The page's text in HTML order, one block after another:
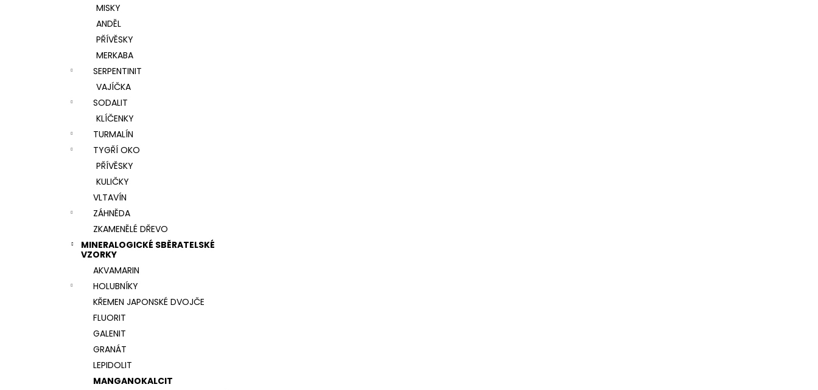
MISKY
ANDĚL
PŘÍVĚSKY
MERKABA
SERPENTINIT
VAJÍČKA
SODALIT
KLÍČENKY
TURMALÍN
TYGŘÍ OKO
PŘÍVĚSKY
KULIČKY
VLTAVÍN
ZÁHNĚDA
ZKAMENĚLÉ DŘEVO
MINERALOGICKÉ SBĚRATELSKÉ
VZORKY
AKVAMARIN
HOLUBNÍKY
KŘEMEN JAPONSKÉ DVOJČE
FLUORIT
GALENIT
GRANÁT
LEPIDOLIT
MANGANOKALCIT